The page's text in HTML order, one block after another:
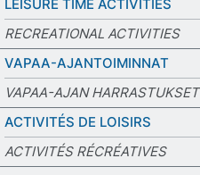
LEISURE TIME ACTIVITIES
RECREATIONAL ACTIVITIES
VAPAA-AJANTOIMINNAT
VAPAA-AJAN HARRASTUKSET
ACTIVITÉS DE LOISIRS
ACTIVITÉS RÉCRÉATIVES